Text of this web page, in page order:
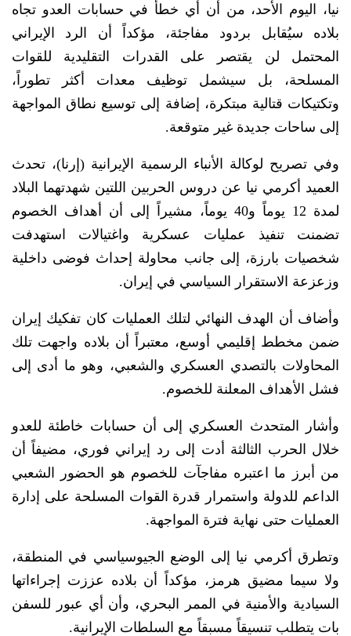
نيا، اليوم الأحد، من أن أي خطأ في حسابات العدو تجاه
بلاده سيُقابل بردود مفاجئة، مؤكداً أن الرد الإيراني
المحتمل لن يقتصر على القدرات التقليدية للقوات
المسلحة، بل سيشمل توظيف معدات أكثر تطوراً،
وتكتيكات قتالية مبتكرة، إضافة إلى توسيع نطاق المواجهة
إلى ساحات جديدة غير متوقعة.
وفي تصريح لوكالة الأنباء الرسمية الإيرانية (إرنا)، تحدث
العميد أكرمي نيا عن دروس الحربين اللتين شهدتهما البلاد
لمدة 12 يوماً و40 يوماً، مشيراً إلى أن أهداف الخصوم
تضمنت تنفيذ عمليات عسكرية واغتيالات استهدفت
شخصيات بارزة، إلى جانب محاولة إحداث فوضى داخلية
وزعزعة الاستقرار السياسي في إيران.
وأضاف أن الهدف النهائي لتلك العمليات كان تفكيك إيران
ضمن مخطط إقليمي أوسع، معتبراً أن بلاده واجهت تلك
المحاولات بالتصدي العسكري والشعبي، وهو ما أدى إلى
فشل الأهداف المعلنة للخصوم.
وأشار المتحدث العسكري إلى أن حسابات خاطئة للعدو
خلال الحرب الثالثة أدت إلى رد إيراني فوري، مضيفاً أن
من أبرز ما اعتبره مفاجآت للخصوم هو الحضور الشعبي
الداعم للدولة واستمرار قدرة القوات المسلحة على إدارة
العمليات حتى نهاية فترة المواجهة.
وتطرق أكرمي نيا إلى الوضع الجيوسياسي في المنطقة،
ولا سيما مضيق هرمز، مؤكداً أن بلاده عززت إجراءاتها
السيادية والأمنية في الممر البحري، وأن أي عبور للسفن
بات يتطلب تنسيقاً مسبقاً مع السلطات الإيرانية.